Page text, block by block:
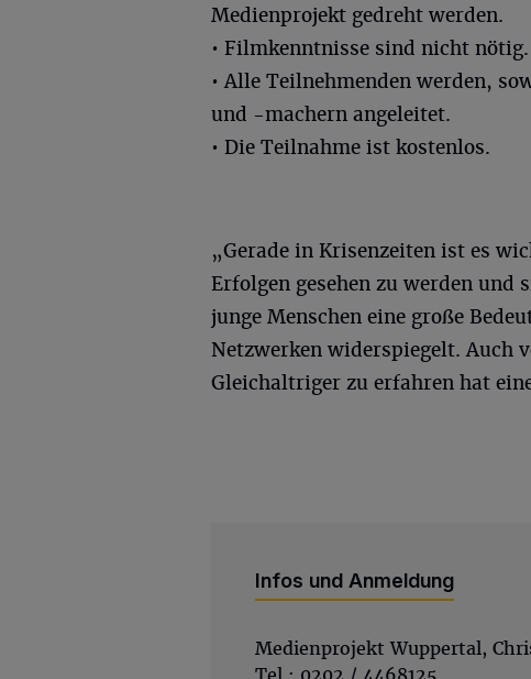
Medienprojekt gedreht werden.
• Filmkenntnisse sind nicht nötig.
• Alle Teilnehmenden werden,
und -machern angeleitet.
• Die Teilnahme ist kostenlos.
„Gerade in Krisenzeiten ist es
Erfolgen gesehen zu werden
junge Menschen eine große
Netzwerken widerspiegelt. Auch
Gleichaltriger zu erfahren hat
Infos und Anmeldung
Medienprojekt Wuppertal,